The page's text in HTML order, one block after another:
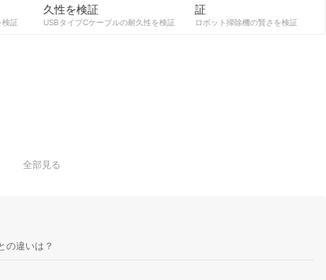
証
USBタイプCケーブルの耐久性を検証 ロボット掃除機の賢さを検証
全部見る
の違いは？